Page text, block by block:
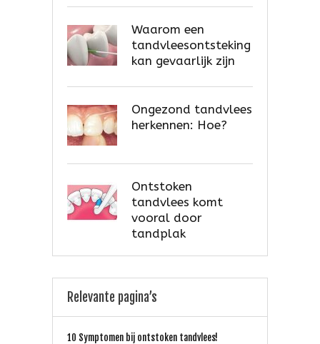
Waarom een
tandvleesontsteking
kan gevaarlijk zijn
Ongezond tandvlees
herkennen: Hoe?
Ontstoken
tandvlees komt
vooral door
tandplak
Relevante pagina’s
10 Symptomen bij ontstoken tandvlees!